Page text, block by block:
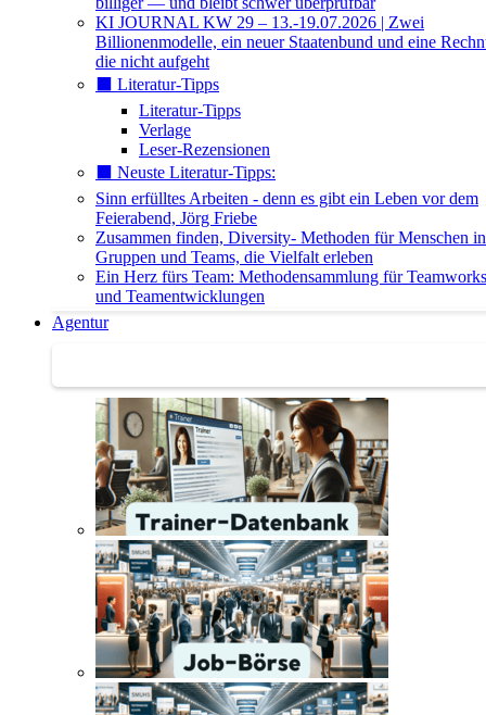
KI JOURNAL KW 29 – 13.-19.07.2026 | Zwei
Billionenmodelle, ein neuer Staatenbund und eine
die nicht aufgeht
⬛️ Literatur-Tipps
Literatur-Tipps
Verlage
Leser-Rezensionen
⬛️ Neuste Literatur-Tipps:
Sinn erfülltes Arbeiten - denn es gibt ein Leben vor dem
Feierabend, Jörg Friebe
Zusammen finden, Diversity- Methoden für Menschen in
Gruppen und Teams, die Vielfalt erleben
Ein Herz fürs Team: Methodensammlung für
und Teamentwicklungen
Agentur